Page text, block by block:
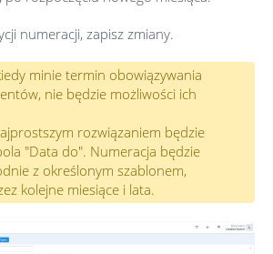
numeracji, zapisz zmiany.
minie termin obowiązywania
nie będzie możliwości ich
rozwiązaniem będzie
"Data do". Numeracja będzie
z określonym szablonem,
kolejne miesiące i lata.